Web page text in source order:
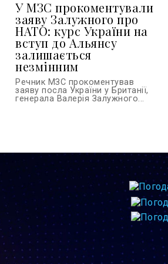
У МЗС прокоментували
заяву Залужного про
НАТО: курс України на
вступ до Альянсу
залишається
незмінним
Речник МЗС прокоментував
заяву посла України у Британії,
генерала Валерія Залужного...